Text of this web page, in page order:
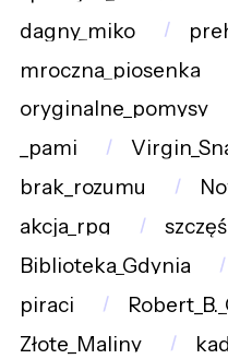
dagny_miko
mroczna_piosenka
oryginalne_pomysy
_pami
brak_rozumu
akcja_rpg
Biblioteka_Gdynia
piraci
Złote_Maliny